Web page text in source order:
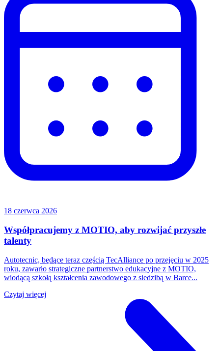
18 czerwca 2026
Współpracujemy z MOTIO, aby rozwijać przyszłe
talenty
Autotecnic, będące teraz częścią TecAlliance po przejęciu w 2025
roku, zawarło strategiczne partnerstwo edukacyjne z MOTIO,
wiodącą szkołą kształcenia zawodowego z siedzibą w Barce...
Czytaj więcej